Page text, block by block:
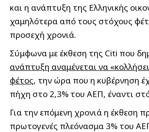
και η ανάπτυξη της Ελληνικής
χαμηλότερα από τους στόχους
προσεχή χρονιά.
Σύμφωνα με έκθεση της Citi που
ανάπτυξη αναμένεται να
φέτος, την ώρα που η κυβέρνηση
πήχη στο 2,3% του ΑΕΠ, έναντι
Για την επόμενη χρονιά η έκθεση
πρωτογενές πλεόνασμα 3% του